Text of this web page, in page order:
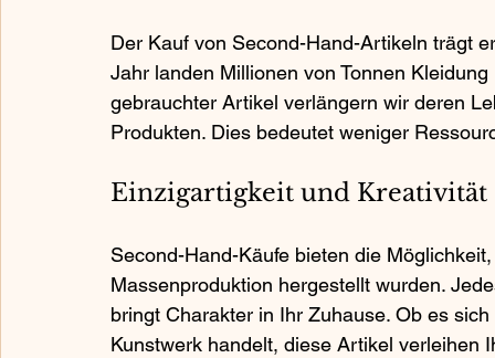
Der Kauf von Second-Hand-Artikeln trägt
Jahr landen Millionen von Tonnen
gebrauchter Artikel verlängern wir deren
Produkten. Dies bedeutet weniger
Einzigartigkeit und Kreativität
Second-Hand-Käufe bieten die
Massenproduktion hergestellt wurden.
bringt Charakter in Ihr Zuhause. Ob es
Kunstwerk handelt, diese Artikel verleihen